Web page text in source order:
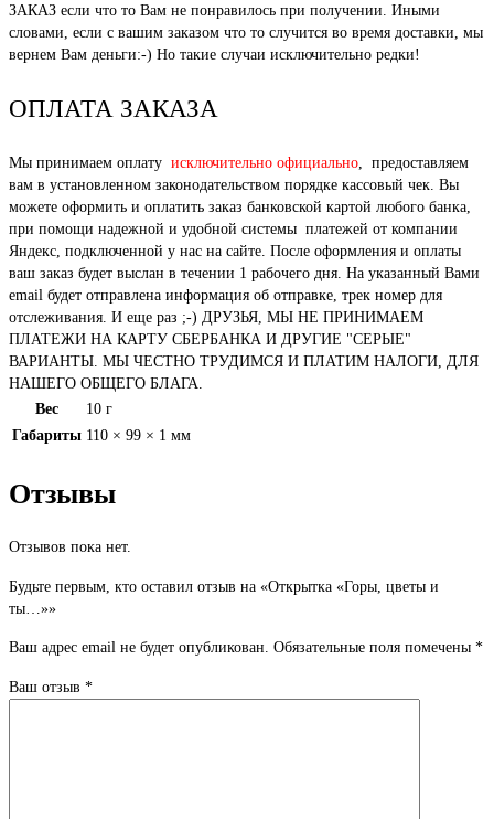
ЗАКАЗ если что то Вам не понравилось при получении. Иными
словами, если с вашим заказом что то случится во время доставки, мы
вернем Вам деньги:-) Но такие случаи исключительно редки!
ОПЛАТА ЗАКАЗА
Мы принимаем оплату исключительно официально, предоставляем
вам в установленном законодательством порядке кассовый чек. Вы
можете оформить и оплатить заказ банковской картой любого банка,
при помощи надежной и удобной системы платежей от компании
Яндекс, подключенной у нас на сайте. После оформления и оплаты
ваш заказ будет выслан в течении 1 рабочего дня. На указанный Вами
email будет отправлена информация об отправке, трек номер для
отслеживания. И еще раз ;-) ДРУЗЬЯ, МЫ НЕ ПРИНИМАЕМ
ПЛАТЕЖИ НА КАРТУ СБЕРБАНКА И ДРУГИЕ "СЕРЫЕ"
ВАРИАНТЫ. МЫ ЧЕСТНО ТРУДИМСЯ И ПЛАТИМ НАЛОГИ, ДЛЯ
НАШЕГО ОБЩЕГО БЛАГА.
Вес
10 г
Габариты 110 × 99 × 1 мм
Отзывы
Отзывов пока нет.
Будьте первым, кто оставил отзыв на «Открытка «Горы, цветы и
ты…»»
Ваш адрес email не будет опубликован. Обязательные поля помечены *
Ваш отзыв *